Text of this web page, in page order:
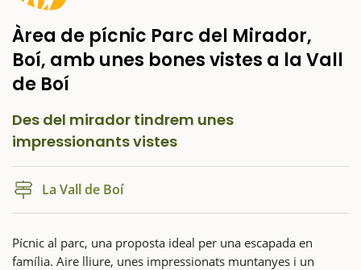
Àrea de pícnic Parc del Mirador,
Boí, amb unes bones vistes a la Vall
de Boí
Des del mirador tindrem unes
impressionants vistes
La Vall de Boí
Pícnic al parc, una proposta ideal per una escapada en
família. Aire lliure, unes impressionats muntanyes i un